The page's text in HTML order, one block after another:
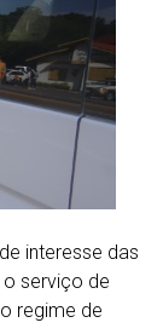
interesse das
serviço de
regime de